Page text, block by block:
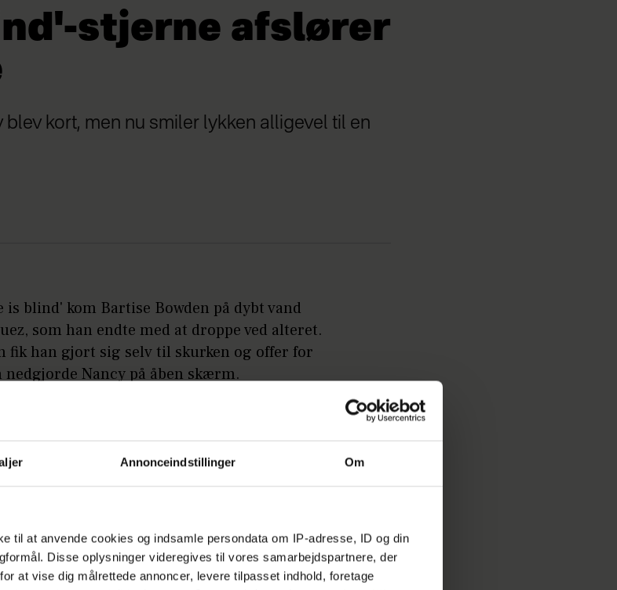
Annonceindstillinger Om
til at anvende cookies og indsamle persondata om IP-adresse, ID og din
Disse oplysninger videregives til vores samarbejdspartnere, der
at vise dig målrettede annoncer, levere tilpasset indhold, foretage
stjerne afslører
kort, men nu smiler lykken alligevel til en
blind' kom Bartise Bowden på dybt vand
som han endte med at droppe ved alteret.
fik han gjort sig selv til skurken og offer for
Nancy på åben skærm.
for reality-fyren, og på Instagram afslører
viser sig nemlig, at Bartise er blevet far.
over scanning